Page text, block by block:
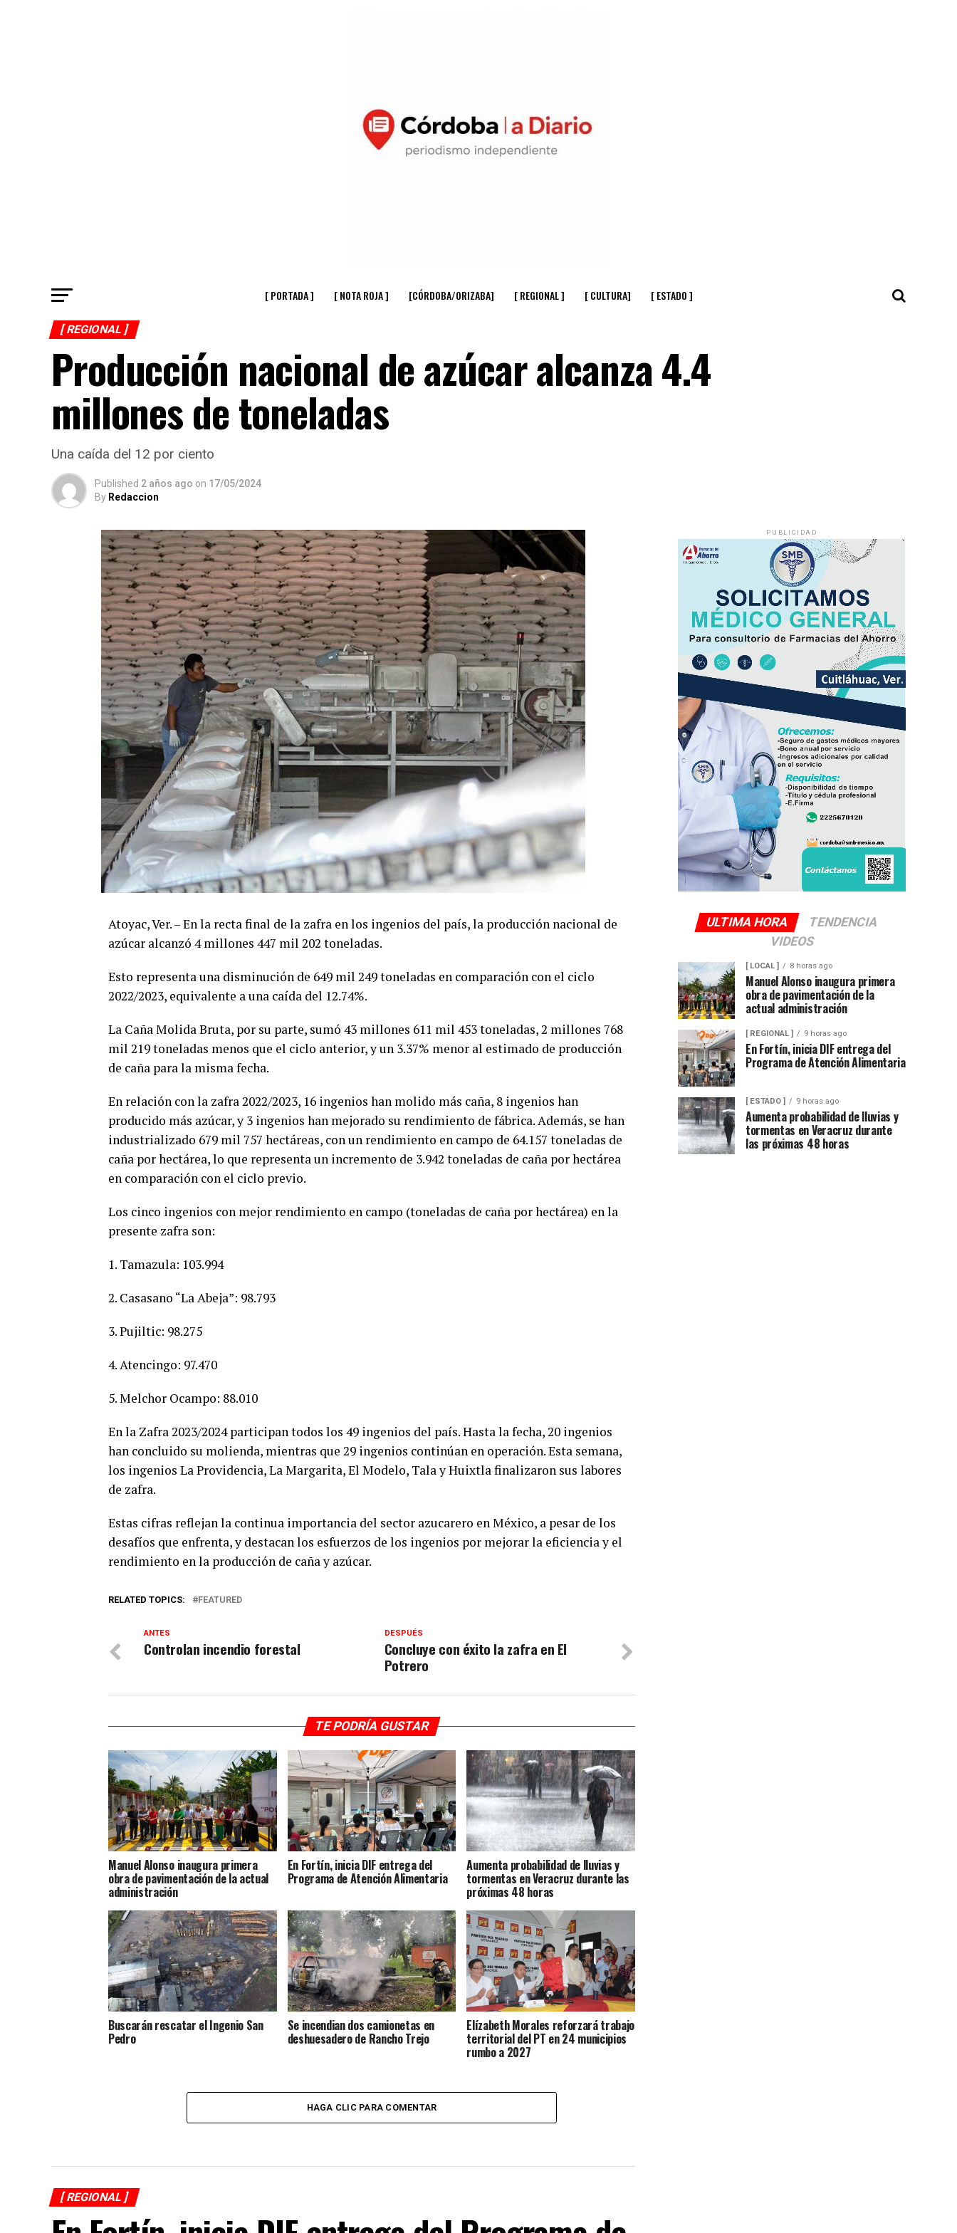
[ PORTADA ] [ NOTA ROJA ] [CÓRDOBA/ORIZABA] [ REGIONAL ] [ CULTURA] [ ESTADO ]
[ REGIONAL ]
Producción nacional de azúcar alcanza 4.4
millones de toneladas
Una caída del 12 por ciento
Published 2 años ago on 17/05/2024
By Redaccion
Atoyac, Ver. – En la recta final de la zafra en los ingenios del país, la producción nacional de
azúcar alcanzó 4 millones 447 mil 202 toneladas.
Esto representa una disminución de 649 mil 249 toneladas en comparación con el ciclo
2022/2023, equivalente a una caída del 12.74%.
La Caña Molida Bruta, por su parte, sumó 43 millones 611 mil 453 toneladas, 2 millones 768
mil 219 toneladas menos que el ciclo anterior, y un 3.37% menor al estimado de producción
de caña para la misma fecha.
En relación con la zafra 2022/2023, 16 ingenios han molido más caña, 8 ingenios han
producido más azúcar, y 3 ingenios han mejorado su rendimiento de fábrica. Además, se han
industrializado 679 mil 757 hectáreas, con un rendimiento en campo de 64.157 toneladas de
caña por hectárea, lo que representa un incremento de 3.942 toneladas de caña por hectárea
en comparación con el ciclo previo.
Los cinco ingenios con mejor rendimiento en campo (toneladas de caña por hectárea) en la
presente zafra son:
1. Tamazula: 103.994
2. Casasano “La Abeja”: 98.793
3. Pujiltic: 98.275
4. Atencingo: 97.470
5. Melchor Ocampo: 88.010
En la Zafra 2023/2024 participan todos los 49 ingenios del país. Hasta la fecha, 20 ingenios
han concluido su molienda, mientras que 29 ingenios continúan en operación. Esta semana,
los ingenios La Providencia, La Margarita, El Modelo, Tala y Huixtla finalizaron sus labores
de zafra.
Estas cifras reflejan la continua importancia del sector azucarero en México, a pesar de los
desafíos que enfrenta, y destacan los esfuerzos de los ingenios por mejorar la eficiencia y el
rendimiento en la producción de caña y azúcar.
RELATED TOPICS: FEATURED
DESPUÉS
Concluye con éxito la zafra en El
Potrero
ANTES
Controlan incendio forestal
TE PODRÍA GUSTAR
Manuel Alonso inaugura primera
obra de pavimentación de la actual
administración
En Fortín, inicia DIF entrega del
Programa de Atención Alimentaria
Aumenta probabilidad de lluvias y
tormentas en Veracruz durante las
próximas 48 horas
Buscarán rescatar el Ingenio San
Pedro
Se incendian dos camionetas en
deshuesadero de Rancho Trejo
Elízabeth Morales reforzará trabajo
territorial del PT en 24 municipios
rumbo a 2027
HAGA CLIC PARA COMENTAR
[ REGIONAL ]
PUBLICIDAD
ULTIMA HORA
TENDENCIA
VIDEOS
[ LOCAL ] 8 horas ago
Manuel Alonso inaugura primera
obra de pavimentación de la
actual administración
[ REGIONAL ] 9 horas ago
En Fortín, inicia DIF entrega del
Programa de Atención Alimentaria
[ ESTADO ] 9 horas ago
Aumenta probabilidad de lluvias y
tormentas en Veracruz durante
las próximas 48 horas